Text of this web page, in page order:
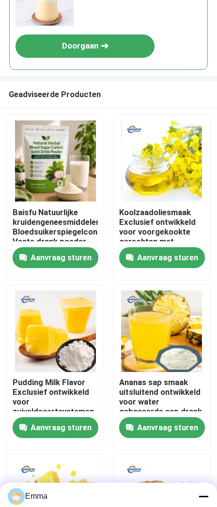
Thuis
Producten
VR-show
Over ons
Fabriekstocht
Kwaliteitscontrole
Neem contact met ons op
Nieuws
Voedingsmiddelenessenties
Doorgaan
Geadviseerde Producten
Baisfu Natuurlijke
kruidengeneesmiddelen
Bloedsuikerspiegelcontrole
Vaste drank poeder
Moerbei blad Kudzu
wortel Ginseng Goji
bessen Cassia zaad
Aanvraag sturen
Koolzaadoliesmaak
Exclusief ontwikkeld
voor voorgekookte
gerechten met
eetbare olie en
Chinese
kooksystemen
Aanvraag sturen
Pudding Milk Flavor
Exclusief ontwikkeld
voor
zuiveldesertsystemen
zoals puddingmousse
en melkgele met een
zachte melkverbinding
Aanvraag sturen
Ananas sap smaak
uitsluitend ontwikkeld
voor water
gebaseerde sap drank
systemen met een
hoog wateroplosbare
heldere formule het
sappige zuur-zoete
Aanvraag sturen
Emma